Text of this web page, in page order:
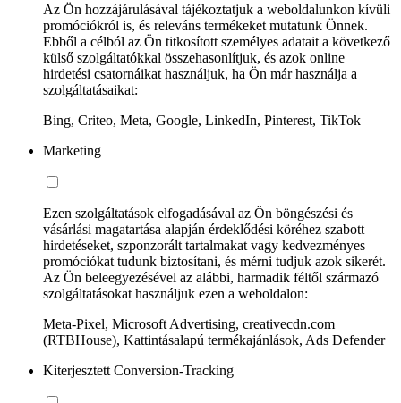
Az Ön hozzájárulásával tájékoztatjuk a weboldalunkon kívüli
promóciókról is, és releváns termékeket mutatunk Önnek.
Ebből a célból az Ön titkosított személyes adatait a következő
külső szolgáltatókkal összehasonlítjuk, és azok online
hirdetési csatornáikat használjuk, ha Ön már használja a
szolgáltatásaikat:
Bing, Criteo, Meta, Google, LinkedIn, Pinterest, TikTok
Marketing
Ezen szolgáltatások elfogadásával az Ön böngészési és
vásárlási magatartása alapján érdeklődési köréhez szabott
hirdetéseket, szponzorált tartalmakat vagy kedvezményes
promóciókat tudunk biztosítani, és mérni tudjuk azok sikerét.
Az Ön beleegyezésével az alábbi, harmadik féltől származó
szolgáltatásokat használjuk ezen a weboldalon:
Meta-Pixel, Microsoft Advertising, creativecdn.com
(RTBHouse), Kattintásalapú termékajánlások, Ads Defender
Kiterjesztett Conversion-Tracking